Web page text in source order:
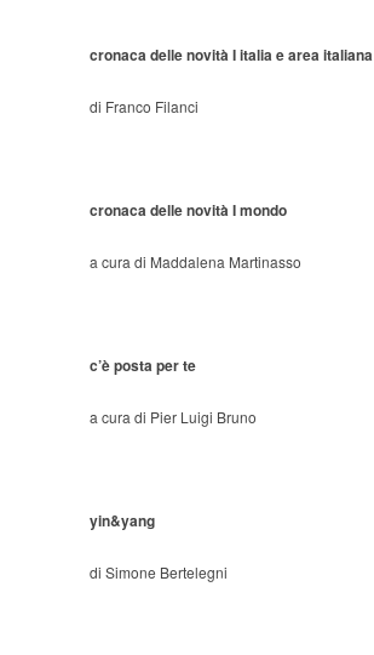
cronaca delle novitàI italia e area italiana
di Franco Filanci
cronaca delle novità I mondo
a cura di Maddalena Martinasso
c’è posta per te
a cura di Pier Luigi Bruno
yin&yang
di Simone Bertelegni